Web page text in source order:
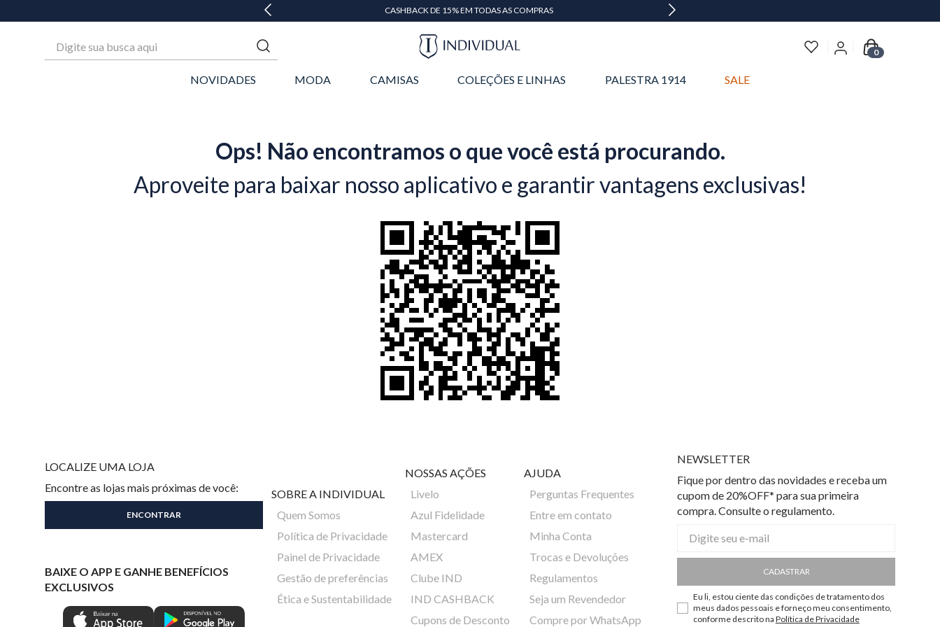
CASHBACK DE 15% EM TODAS AS COMPRAS
0
NOVIDADES MODA CAMISAS COLEÇÕES E LINHAS PALESTRA 1914 SALE
Ops! Não encontramos o que você está procurando.
Aproveite para baixar nosso aplicativo e garantir vantagens exclusivas!
LOCALIZE UMA LOJA
Encontre as lojas mais próximas de você:
BAIXE O APP E GANHE BENEFÍCIOS
EXCLUSIVOS
SOBRE A INDIVIDUAL
Quem Somos
Política de Privacidade
Painel de Privacidade
Gestão de preferências
Ética e Sustentabilidade
NOSSAS AÇÕES
Livelo
Azul Fidelidade
Mastercard
AMEX
Clube IND
IND CASHBACK
Cupons de Desconto
AJUDA
Perguntas Frequentes
Entre em contato
Minha Conta
Trocas e Devoluções
Regulamentos
Seja um Revendedor
Compre por WhatsApp
NEWSLETTER
Fique por dentro das novidades e receba um
cupom de 20%OFF* para sua primeira
compra. Consulte o regulamento.
CADASTRAR
Eu li, estou ciente das condições de tratamento dos
meus dados pessoais e forneço meu consentimento,
conforme descrito na Política de Privacidade